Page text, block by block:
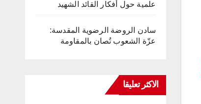
علمية حول أفكار القائد الشهيد
سادن الروضة الرضوية المقدسة:
عزّة الشعوب تُصان بالمقاومة
الاكثر تعليقا